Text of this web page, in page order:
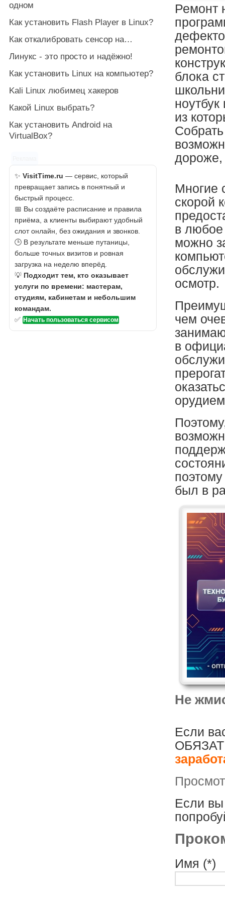
Ремонт
блока
из
дороже,
Многие
скорой
в
можно
осмотр.
чем
в
был в
Не
Если
Если вы
Имя (*)
одном
Как установить Flash Player в Linux?
Как откалибровать сенсор на…
Линукс - это просто и надёжно!
Как установить Linux на компьютер?
Kali Linux любимец хакеров
Какой Linux выбрать?
Как установить Android на
VirtualBox?
✨ VisitTime.ru — сервис, который
превращает запись в понятный и
быстрый процесс.
📅 Вы создаёте расписание и правила
приёма, а клиенты выбирают удобный
слот онлайн, без ожидания и звонков.
🕒 В результате меньше путаницы,
больше точных визитов и ровная
загрузка на неделю вперёд.
💡 Подходит тем, кто оказывает
услуги по времени: мастерам,
студиям, кабинетам и небольшим
командам.
✅ Начать пользоваться сервисом